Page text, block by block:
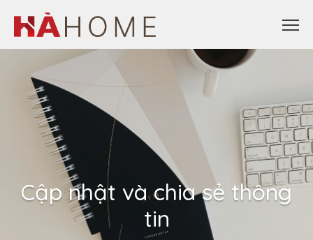
Cập nhật và chia sẻ thông
tin